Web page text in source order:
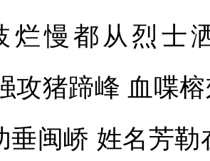
烂慢都从烈士
攻猪蹄峰 血喋
垂闽峤 姓名芳